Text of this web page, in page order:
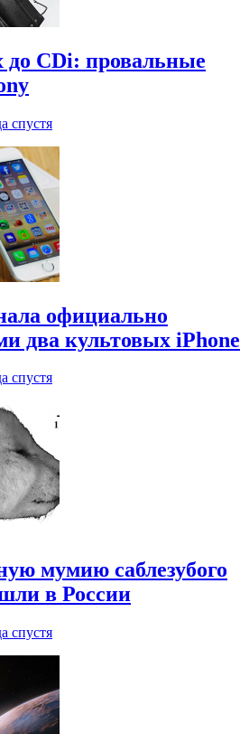
до CDi: провальные
спустя
официально
два культовых iPhone
спустя
мумию саблезубого
в России
спустя